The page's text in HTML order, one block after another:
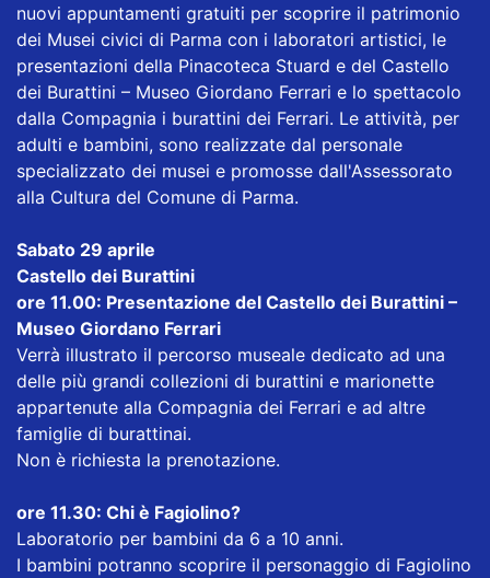
nuovi appuntamenti gratuiti per scoprire il patrimonio
dei Musei civici di Parma con i laboratori artistici, le
presentazioni della Pinacoteca Stuard e del Castello
dei Burattini – Museo Giordano Ferrari e lo spettacolo
dalla Compagnia i burattini dei Ferrari. Le attività, per
adulti e bambini, sono realizzate dal personale
specializzato dei musei e promosse dall'Assessorato
alla Cultura del Comune di Parma.
Sabato 29 aprile
Castello dei Burattini
ore 11.00: Presentazione del Castello dei Burattini –
Museo Giordano Ferrari
Verrà illustrato il percorso museale dedicato ad una
delle più grandi collezioni di burattini e marionette
appartenute alla Compagnia dei Ferrari e ad altre
famiglie di burattinai.
Non è richiesta la prenotazione.
ore 11.30: Chi è Fagiolino?
Laboratorio per bambini da 6 a 10 anni.
I bambini potranno scoprire il personaggio di Fagiolino